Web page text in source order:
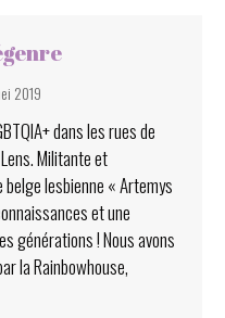
2019
dans les rues de
Militante et
lesbienne « Artemys
et une
générations ! Nous avons
la Rainbowhouse,